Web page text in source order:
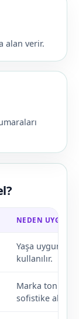
alan verir.
NEDEN UYGUN?
Yaşa uygun
kullanılır.
Marka tonuna
sofistike akış